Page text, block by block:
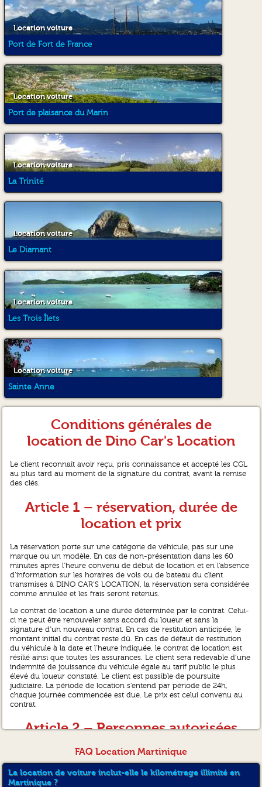
Location voiture
Port de Fort de France
Location voiture
Port de plaisance du Marin
Location voiture
La Trinité
Location voiture
Le Diamant
Location voiture
Les Trois Îlets
Location voiture
Sainte Anne
Conditions générales de
location de Dino Car's Location
Le client reconnaît avoir reçu, pris connaissance et accepté les CGL
au plus tard au moment de la signature du contrat, avant la remise
des clés.
Article 1 – réservation, durée de
location et prix
La réservation porte sur une catégorie de véhicule, pas sur une
marque ou un modèle. En cas de non-présentation dans les 60
minutes après l’heure convenu de début de location et en l’absence
d’information sur les horaires de vols ou de bateau du client
transmises à DINO CAR’S LOCATION, la réservation sera considérée
comme annulée et les frais seront retenus.
Le contrat de location a une durée déterminée par le contrat. Celui-
ci ne peut être renouveler sans accord du loueur et sans la
signature d’un nouveau contrat. En cas de restitution anticipée, le
montant initial du contrat reste dû. En cas de défaut de restitution
du véhicule à la date et l’heure indiquée, le contrat de location est
résilié ainsi que toutes les assurances. Le client sera redevable d’une
indemnité de jouissance du véhicule égale au tarif public le plus
élevé du loueur constaté. Le client est passible de poursuite
judiciaire. La période de location s’entend par période de 24h,
chaque journée commencée est due. Le prix est celui convenu au
contrat.
Article 2 – Personnes autorisées
à conduire le véhicule
Seul le client et le cas échéant un second conducteur mentionné au
contrat sont autorisés à conduire le véhicule. Les 2 conducteurs
FAQ Location Martinique
La location de voiture inclut-elle le kilométrage illimité en
Martinique ?